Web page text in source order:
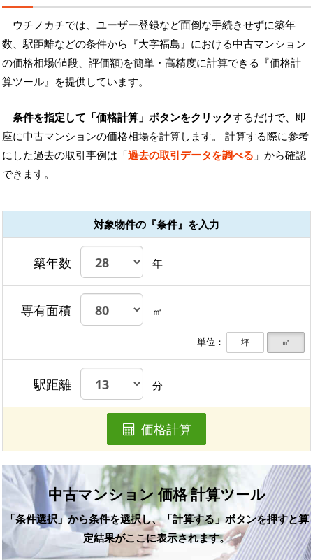
ウチノカチでは、ユーザー登録など面倒な手続きせずに築年
数、駅距離などの条件から『大字福島』における中古マンション
の価格相場(値段、評価額)を簡単・高精度に計算できる『価格計
算ツール』を提供しています。
条件を指定して「価格計算」ボタンをクリックするだけで、即
座に中古マンションの価格相場を計算します。 計算する際に参考
にした過去の取引事例は「過去の取引データを調べる 」から確認
できます。
対象物件の『条件』を入力
築年数 年
専有面積 ㎡
単位： 坪 ㎡
駅距離 分
価格計算
中古マンション 価格 計算ツール
「条件選択」から条件を選択し、「計算する」ボタンを押すと算
定結果がここに表示されます。